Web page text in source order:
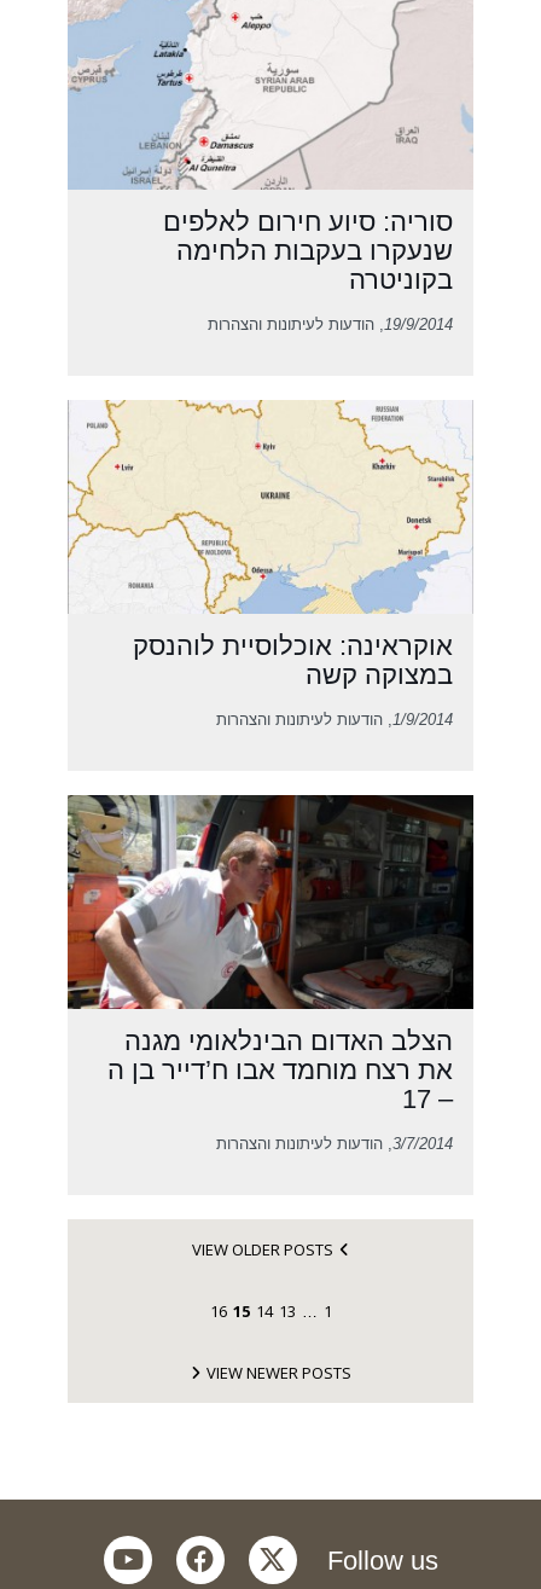
סוריה: סיוע חירום לאלפים
שנעקרו בעקבות הלחימה
בקוניטרה
19/9/2014, הודעות לעיתונות והצהרות
אוקראינה: אוכלוסיית לוהנסק
במצוקה קשה
1/9/2014, הודעות לעיתונות והצהרות
הצלב האדום הבינלאומי מגנה
את רצח מוחמד אבו ח’דייר בן ה
– 17
3/7/2014, הודעות לעיתונות והצהרות
VIEW OLDER POSTS
1
13
14
15
16
VIEW NEWER POSTS
Follow us
twitter
facebook
youtube